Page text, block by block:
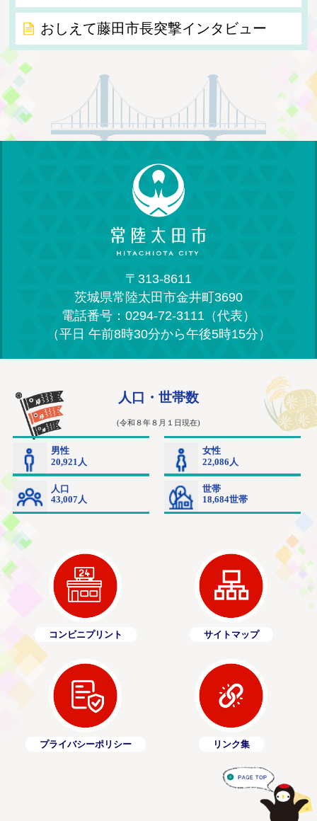
おしえて藤田市長突撃インタビュー
〒313-8611
茨城県常陸太田市金井町3690
電話番号：0294-72-3111（代表）
（平日 午前8時30分から午後5時15分）
コンビニプリント サイトマップ
プライバシーポリシー リンク集